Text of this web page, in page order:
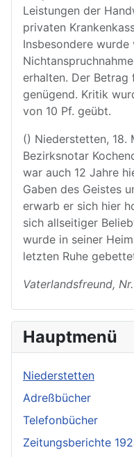
Leistungen der
privaten
Insbesondere
erhalten. Der Betrag
genügend. Kritik
von 10 Pf. geübt.
() Niederstetten, 18.
Bezirksnotar
war auch 12 Jahre
Gaben des Geistes
erwarb er sich hier
sich allseitiger
wurde in seiner
letzten Ruhe
Vaterlandsfreund,
Hauptmenü
Niederstetten
Adreßbücher
Telefonbücher
Zeitungsberichte